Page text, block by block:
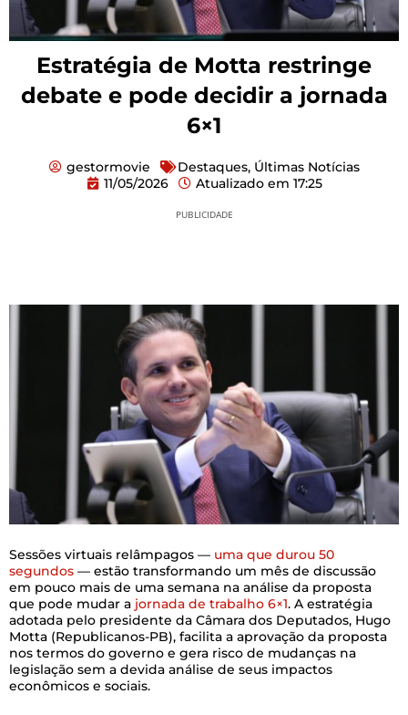
Estratégia de Motta restringe
debate e pode decidir a jornada
6×1
gestormovie Destaques, Últimas Notícias
11/05/2026
Atualizado em 17:25
PUBLICIDADE
Sessões virtuais relâmpagos — uma que durou 50
segundos — estão transformando um mês de discussão
em pouco mais de uma semana na análise da proposta
que pode mudar a jornada de trabalho 6×1. A estratégia
adotada pelo presidente da Câmara dos Deputados, Hugo
Motta (Republicanos-PB), facilita a aprovação da proposta
nos termos do governo e gera risco de mudanças na
legislação sem a devida análise de seus impactos
econômicos e sociais.